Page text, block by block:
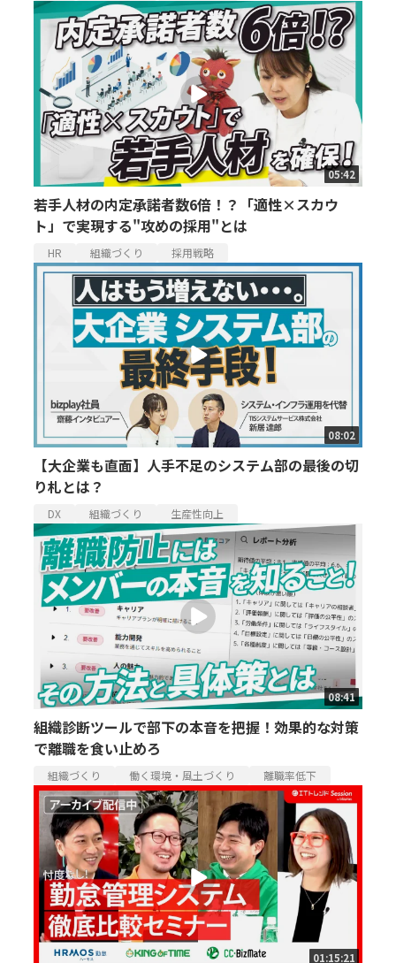
05:42
若手人材の内定承諾者数6倍！？「適性×スカウ
ト」で実現する"攻めの採用"とは
HR 組織づくり 採用戦略
08:02
【大企業も直面】人手不足のシステム部の最後の切
り札とは？
DX 組織づくり 生産性向上
08:41
組織診断ツールで部下の本音を把握！効果的な対策
で離職を食い止めろ
組織づくり 働く環境・風土づくり 離職率低下
01:15:21